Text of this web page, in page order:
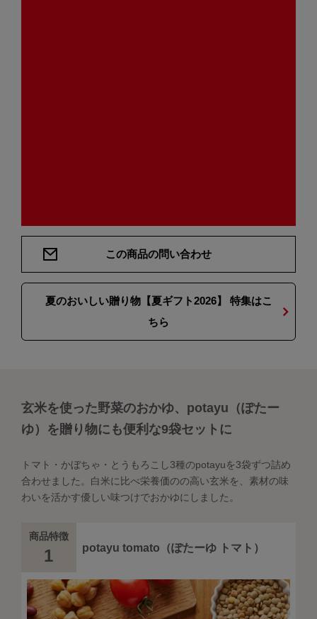
この商品の問い合わせ
夏のおいしい贈り物【夏ギフト2026】 特集はこ
ちら
玄米を使った野菜のおかゆ、potayu（ぽたー
ゆ）を贈り物にも便利な9袋セットに
トマト・かぼちゃ・とうもろこし3種のpotayuを3袋ずつ詰め
合わせました。白米に比べ栄養価のの高い玄米を、素材の味
わいを活かす優しい味つけでおかゆにしました。
商品特徴
1 potayu tomato（ぽたーゆ トマト）